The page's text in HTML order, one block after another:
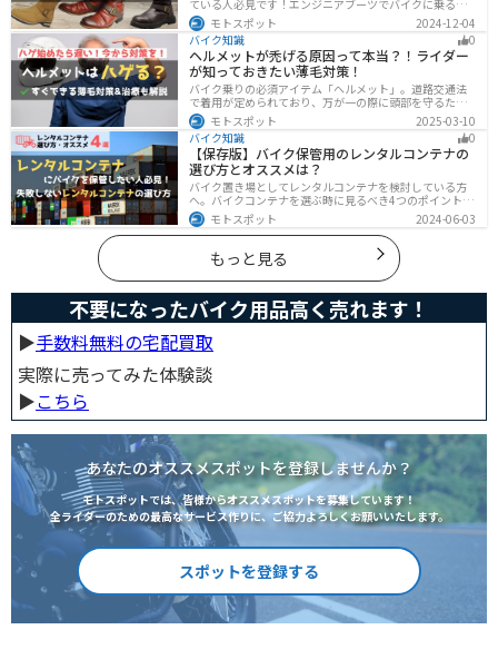
ている人必見です！エンジニアブーツでバイクに乗るメ
リットデメリット、おすすめのブーツまで徹底解説しま
す。ファッション性が高く、バイクに乗っている時もそ
うじゃない時もかっこよくキメたい人にオススメです。
モトスポット
2024-12-04
バイク知識
0
ヘルメットが禿げる原因って本当？！ライダー
が知っておきたい薄毛対策！
バイク乗りの必須アイテム「ヘルメット」。道路交通法
で着用が定められており、万が一の際に頭部を守るため
に被るものです。しかし、「ヘルメットが原因で禿げた
らどうしよう」と心配しているライダーもいるのではな
いでしょうか。ライダーヘルメットが禿げる原因になる
って本当かな・・・ライダーバイクには乗りたいけど抜
け毛が増えたら困る！ライダーツーリング後に髪のボリ
ュームが減った気がするけど、蒸れは禿げる原因にな
る？今回はこのような疑問、お悩みにお答えしていきま
す。薄毛が気になるライダーの方はぜひ最後までご覧く
ださい。モトスポットヘルメットで禿げ
モトスポット
2025-03-10
バイク知識
0
【保存版】バイク保管用のレンタルコンテナの
選び方とオススメは？
バイク置き場としてレンタルコンテナを検討している方
へ。バイクコンテナを選ぶ時に見るべき4つのポイントと
オススメのレンタルコンテナ会社を徹底解説。これさえ
読めば自分に最適なレンタルコンテナを見つけることが
できます。
モトスポット 2024-06-03
もっと見る
不要になったバイク用品高く売れます！
▶︎手数料無料の宅配買取
実際に売ってみた体験談
▶︎こちら
あなたのオススメスポットを登録しませんか？
モトスポットでは、皆様からオススメスポットを募集しています！
全ライダーのための最高なサービス作りに、ご協力よろしくお願いいたします。
スポットを登録する